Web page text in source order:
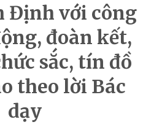
Định với công
đoàn kết,
sắc, tín đồ
theo lời Bác
dạy